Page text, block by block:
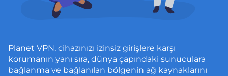
Planet VPN, cihazınızı izinsiz girişlere karşı
korumanın yanı sıra, dünya çapındaki sunuculara
bağlanma ve bağlanılan bölgenin ağ kaynaklarını